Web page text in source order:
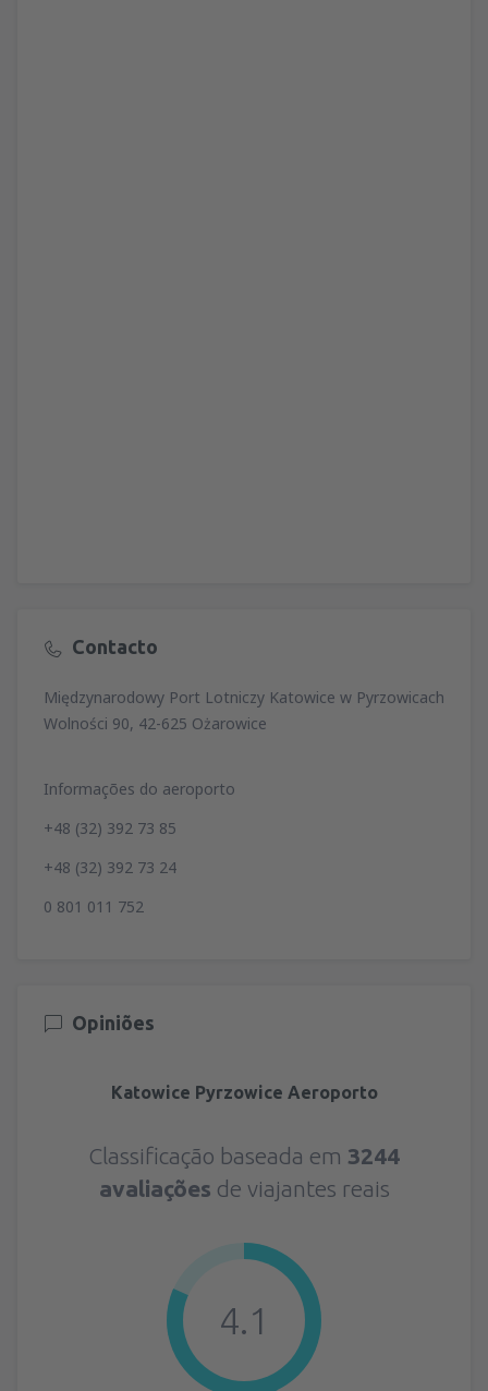
Contacto
Międzynarodowy Port Lotniczy Katowice w Pyrzowicach
Wolności 90, 42-625 Ożarowice
Informações do aeroporto
+48 (32) 392 73 85
+48 (32) 392 73 24
0 801 011 752
Opiniões
Katowice Pyrzowice Aeroporto
Classificação baseada em 3244
avaliações de viajantes reais
4.1